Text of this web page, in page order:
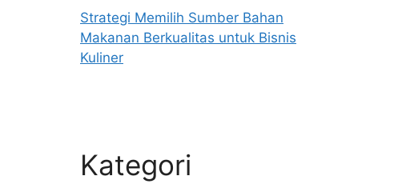
Strategi Memilih Sumber Bahan
Makanan Berkualitas untuk Bisnis
Kuliner
Kategori